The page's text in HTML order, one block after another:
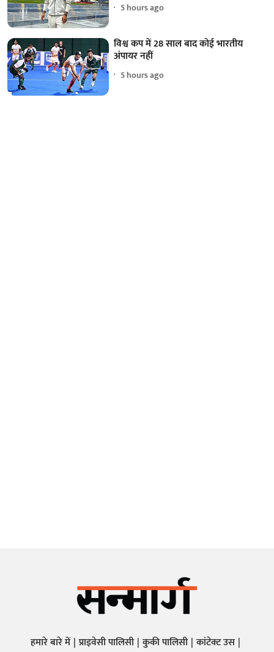
5 hours ago
विश्व कप में 28 साल बाद कोई भारतीय
अंपायर नहीं
5 hours ago
हमारे बारे में प्राइवेसी पालिसी कुकी पालिसी कांटेक्ट उस